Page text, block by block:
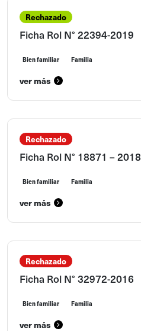
Rechazado
Ficha Rol N° 22394-2019
Bien familiar Familia
ver más
Rechazado
Ficha Rol N° 18871 – 2018
Bien familiar Familia
ver más
Rechazado
Ficha Rol N° 32972-2016
Bien familiar Familia
ver más